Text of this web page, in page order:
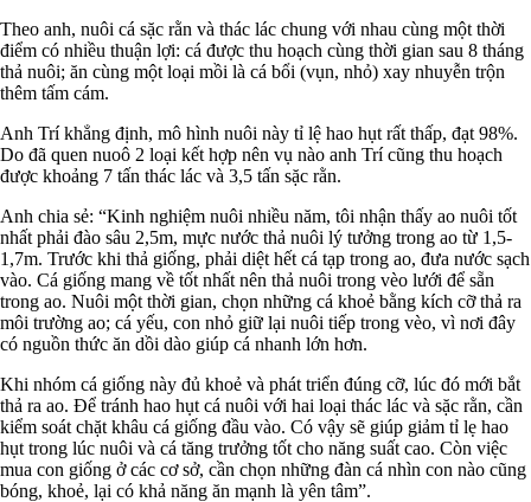
Theo anh, nuôi cá sặc rằn và thác lác chung với nhau cùng một thời
điểm có nhiều thuận lợi: cá được thu hoạch cùng thời gian sau 8 tháng
thả nuôi; ăn cùng một loại mồi là cá bổi (vụn, nhỏ) xay nhuyễn trộn
thêm tấm cám.
Anh Trí khẳng định, mô hình nuôi này tỉ lệ hao hụt rất thấp, đạt 98%.
Do đã quen nuoô 2 loại kết hợp nên vụ nào anh Trí cũng thu hoạch
được khoảng 7 tấn thác lác và 3,5 tấn sặc rằn.
Anh chia sẻ: “Kinh nghiệm nuôi nhiều năm, tôi nhận thấy ao nuôi tốt
nhất phải đào sâu 2,5m, mực nước thả nuôi lý tưởng trong ao từ 1,5-
1,7m. Trước khi thả giống, phải diệt hết cá tạp trong ao, đưa nước sạch
vào. Cá giống mang về tốt nhất nên thả nuôi trong vèo lưới để sẵn
trong ao. Nuôi một thời gian, chọn những cá khoẻ bằng kích cỡ thả ra
môi trường ao; cá yếu, con nhỏ giữ lại nuôi tiếp trong vèo, vì nơi đây
có nguồn thức ăn dồi dào giúp cá nhanh lớn hơn.
Khi nhóm cá giống này đủ khoẻ và phát triển đúng cỡ, lúc đó mới bắt
thả ra ao. Để tránh hao hụt cá nuôi với hai loại thác lác và sặc rằn, cần
kiểm soát chặt khâu cá giống đầu vào. Có vậy sẽ giúp giảm tỉ lẹ hao
hụt trong lúc nuôi và cá tăng trưởng tốt cho năng suất cao. Còn việc
mua con giống ở các cơ sở, cần chọn những đàn cá nhìn con nào cũng
bóng, khoẻ, lại có khả năng ăn mạnh là yên tâm”.